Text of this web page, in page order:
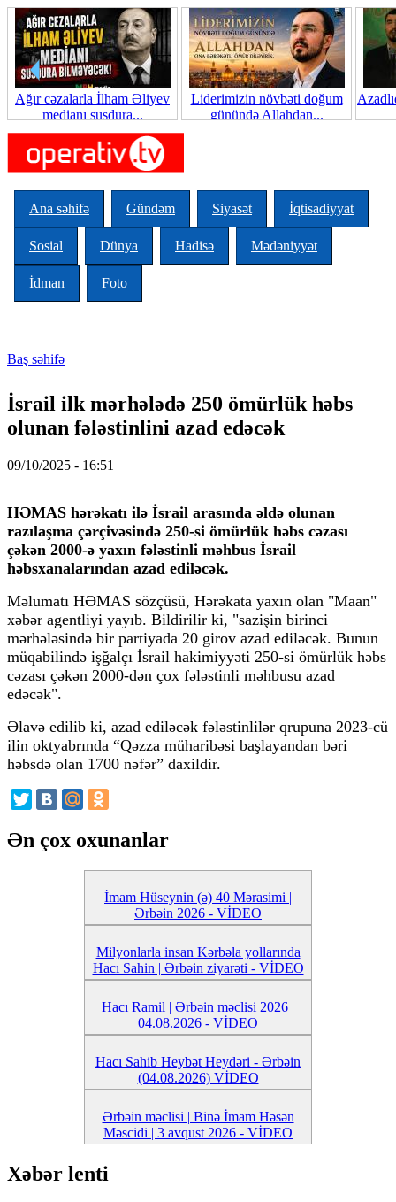
Skip to main content
Ağır cəzalarla İlham Əliyev
medianı susdura...
Liderimizin növbəti doğum
günündə Allahdan...
Ana səhifə Gündəm Siyasət İqtisadiyyat
Sosial Dünya Hadisə Mədəniyyət
İdman Foto
Baş səhifə
İsrail ilk mərhələdə 250 ömürlük həbs
olunan fələstinlini azad edəcək
09/10/2025 - 16:51
HƏMAS hərəkatı ilə İsrail arasında əldə olunan
razılaşma çərçivəsində 250-si ömürlük həbs cəzası
çəkən 2000-ə yaxın fələstinli məhbus İsrail
həbsxanalarından azad ediləcək.
Məlumatı HƏMAS sözçüsü, Hərəkata yaxın olan "Maan"
xəbər agentliyi yayıb. Bildirilir ki, "sazişin birinci
mərhələsində bir partiyada 20 girov azad ediləcək. Bunun
müqabilində işğalçı İsrail hakimiyyəti 250-si ömürlük həbs
cəzası çəkən 2000-dən çox fələstinli məhbusu azad
edəcək".
Əlavə edilib ki, azad ediləcək fələstinlilər qrupuna 2023-cü
ilin oktyabrında “Qəzza müharibəsi başlayandan bəri
həbsdə olan 1700 nəfər” daxildir.
Ən çox oxunanlar
İmam Hüseynin (ə) 40 Mərasimi |
Ərbəin 2026 - VİDEO
Milyonlarla insan Kərbəla yollarında
Hacı Sahin | Ərbəin ziyarəti - VİDEO
Hacı Ramil | Ərbəin məclisi 2026 |
04.08.2026 - VİDEO
Hacı Sahib Heybət Heydəri - Ərbəin
(04.08.2026) VİDEO
Ərbəin məclisi | Binə İmam Həsən
Məscidi | 3 avqust 2026 - VİDEO
Xəbər lenti